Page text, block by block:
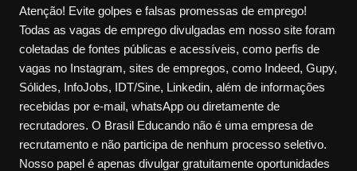
Atenção! Evite golpes e falsas promessas de emprego!
Todas as vagas de emprego divulgadas em nosso site foram
coletadas de fontes públicas e acessíveis, como perfis de
vagas no Instagram, sites de empregos, como Indeed, Gupy,
Sólides, InfoJobs, IDT/Sine, Linkedin, além de informações
recebidas por e-mail, whatsApp ou diretamente de
recrutadores. O Brasil Educando não é uma empresa de
recrutamento e não participa de nenhum processo seletivo.
Nosso papel é apenas divulgar gratuitamente oportunidades